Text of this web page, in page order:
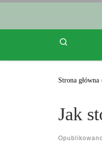
Strona główna
Jak
Opublikowano